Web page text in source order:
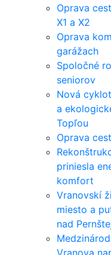
Oprava
X1 a X2
Oprava
garážach
Spoločné
seniorov
Nová
a
Topľou
Oprava
priniesla
komfort
Vranovskí
miesto a
nad
Vranova